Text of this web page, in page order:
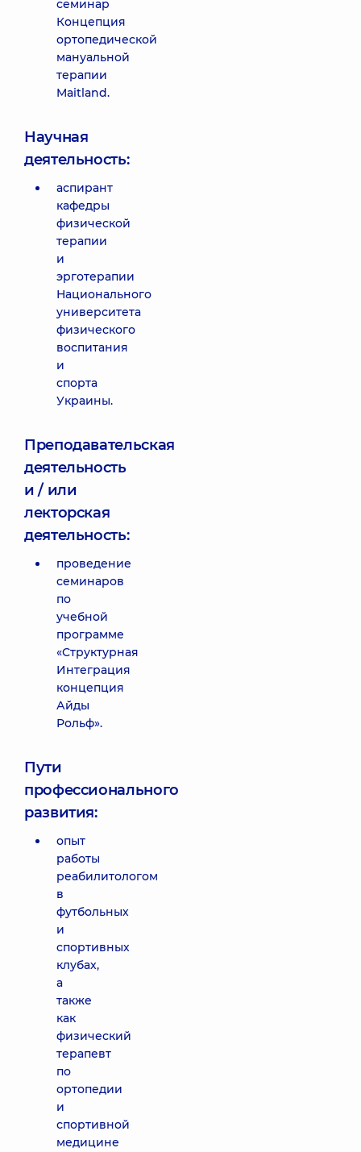
семинар
Концепция
ортопедической
мануальной
терапии
Maitland.
Научная
деятельность:
аспирант
кафедры
физической
терапии
и
эрготерапии
Национального
университета
физического
воспитания
и
спорта
Украины.
Преподавательская
деятельность
и / или
лекторская
деятельность:
проведение
семинаров
по
учебной
программе
«Структурная
Интеграция
концепция
Айды
Рольф».
Пути
профессионального
развития:
опыт
работы
реабилитологом
в
футбольных
и
спортивных
клубах,
а
также
как
физический
терапевт
по
ортопедии
и
спортивной
медицине